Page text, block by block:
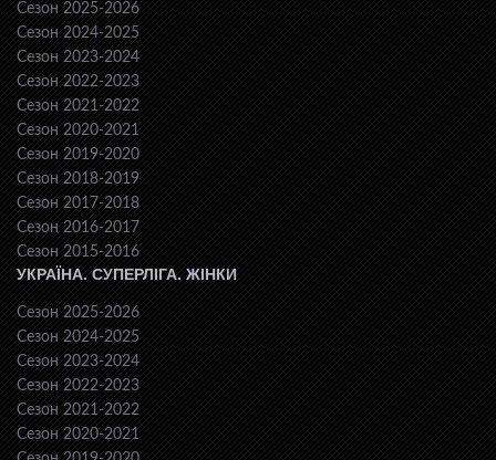
Сезон 2025-2026
Сезон 2024-2025
Сезон 2023-2024
Сезон 2022-2023
Сезон 2021-2022
Сезон 2020-2021
Сезон 2019-2020
Сезон 2018-2019
Сезон 2017-2018
Сезон 2016-2017
Сезон 2015-2016
УКРАЇНА. СУПЕРЛІГА. ЖІНКИ
Сезон 2025-2026
Сезон 2024-2025
Сезон 2023-2024
Сезон 2022-2023
Сезон 2021-2022
Сезон 2020-2021